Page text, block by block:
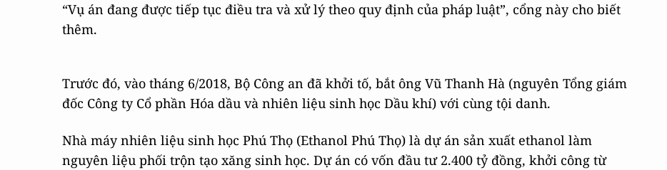
“Vụ án đang được tiếp tục điều tra và xử lý theo quy định của pháp luật”, cổng này cho biết
thêm.
Trước đó, vào tháng 6/2018, Bộ Công an đã khởi tố, bắt ông Vũ Thanh Hà (nguyên Tổng giám
đốc Công ty Cổ phần Hóa dầu và nhiên liệu sinh học Dầu khí) với cùng tội danh.
Nhà máy nhiên liệu sinh học Phú Thọ (Ethanol Phú Thọ) là dự án sản xuất ethanol làm
nguyên liệu phối trộn tạo xăng sinh học. Dự án có vốn đầu tư 2.400 tỷ đồng, khởi công từ